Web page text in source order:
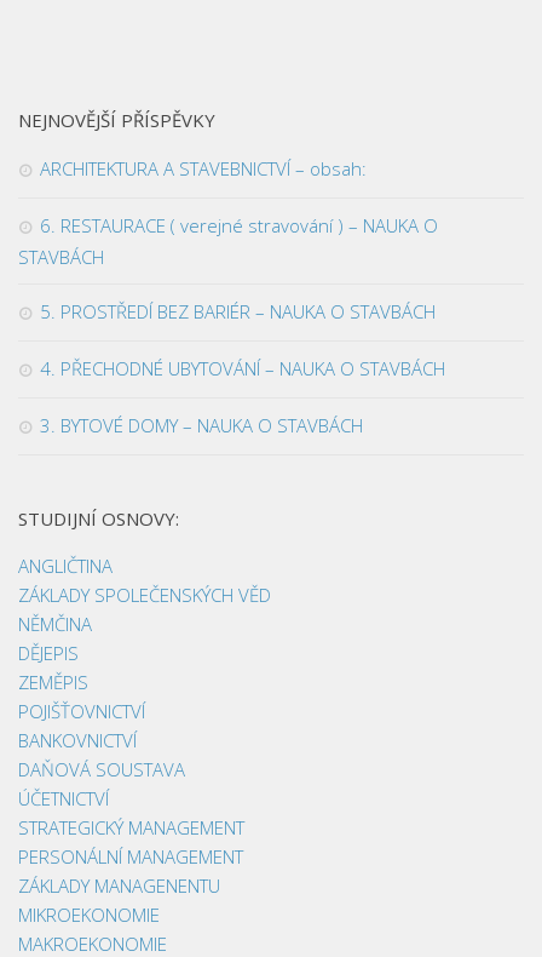
NEJNOVĚJŠÍ PŘÍSPĚVKY
ARCHITEKTURA A STAVEBNICTVÍ – obsah:
6. RESTAURACE ( verejné stravování ) – NAUKA O
STAVBÁCH
5. PROSTŘEDÍ BEZ BARIÉR – NAUKA O STAVBÁCH
4. PŘECHODNÉ UBYTOVÁNÍ – NAUKA O STAVBÁCH
3. BYTOVÉ DOMY – NAUKA O STAVBÁCH
STUDIJNÍ OSNOVY:
ANGLIČTINA
ZÁKLADY SPOLEČENSKÝCH VĚD
NĚMČINA
DĚJEPIS
ZEMĚPIS
POJIŠŤOVNICTVÍ
BANKOVNICTVÍ
DAŇOVÁ SOUSTAVA
ÚČETNICTVÍ
STRATEGICKÝ MANAGEMENT
PERSONÁLNÍ MANAGEMENT
ZÁKLADY MANAGENENTU
MIKROEKONOMIE
MAKROEKONOMIE